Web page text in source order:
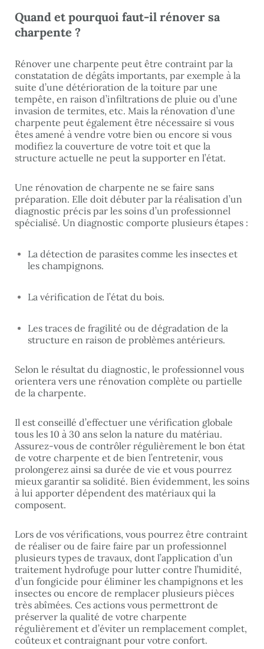
Quand et pourquoi faut-il rénover sa
charpente ?
Rénover une charpente peut être contraint par la
constatation de dégâts importants, par exemple à la
suite d’une détérioration de la toiture par une
tempête, en raison d’infiltrations de pluie ou d’une
invasion de termites, etc. Mais la rénovation d’une
charpente peut également être nécessaire si vous
êtes amené à vendre votre bien ou encore si vous
modifiez la couverture de votre toit et que la
structure actuelle ne peut la supporter en l’état.
Une rénovation de charpente ne se faire sans
préparation. Elle doit débuter par la réalisation d’un
diagnostic précis par les soins d’un professionnel
spécialisé. Un diagnostic comporte plusieurs étapes :
La détection de parasites comme les insectes et
les champignons.
La vérification de l’état du bois.
Les traces de fragilité ou de dégradation de la
structure en raison de problèmes antérieurs.
Selon le résultat du diagnostic, le professionnel vous
orientera vers une rénovation complète ou partielle
de la charpente.
Il est conseillé d’effectuer une vérification globale
tous les 10 à 30 ans selon la nature du matériau.
Assurez-vous de contrôler régulièrement le bon état
de votre charpente et de bien l’entretenir, vous
prolongerez ainsi sa durée de vie et vous pourrez
mieux garantir sa solidité. Bien évidemment, les soins
à lui apporter dépendent des matériaux qui la
composent.
Lors de vos vérifications, vous pourrez être contraint
de réaliser ou de faire faire par un professionnel
plusieurs types de travaux, dont l’application d’un
traitement hydrofuge pour lutter contre l’humidité,
d’un fongicide pour éliminer les champignons et les
insectes ou encore de remplacer plusieurs pièces
très abîmées. Ces actions vous permettront de
préserver la qualité de votre charpente
régulièrement et d’éviter un remplacement complet,
coûteux et contraignant pour votre confort.